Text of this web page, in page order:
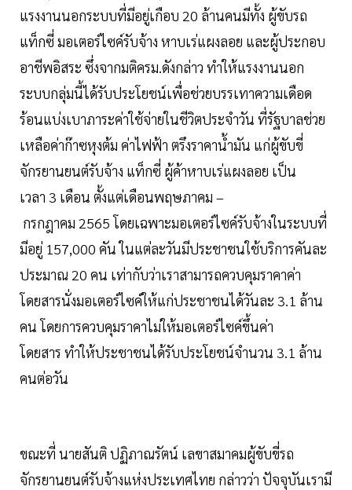
แรงงานนอกระบบที่มีอยู่เกือบ 20 ล้านคนมีทั้ง ผู้ขับรถ
แท็กซี่ มอเตอร์ไซค์รับจ้าง หาบเร่แผงลอย และผู้ประกอบ
อาชีพอิสระ ซึ่งจากมติครม.ดังกล่าว ทำให้แรงงานนอก
ระบบกลุ่มนี้ได้รับประโยชน์เพื่อช่วยบรรเทาความเดือด
ร้อนแบ่งเบาภาระค่าใช้จ่ายในชีวิตประจำวัน ที่รัฐบาลช่วย
เหลือค่าก๊าซหุงต้ม ค่าไฟฟ้า ตรึงราคาน้ำมัน แก่ผู้ขับขี่
จักรยานยนต์รับจ้าง แท็กซี่ ผู้ค้าหาบเร่แผงลอย เป็น
เวลา 3 เดือน ตั้งแต่เดือนพฤษภาคม –
กรกฎาคม 2565 โดยเฉพาะมอเตอร์ไซค์รับจ้างในระบบที่
มีอยู่ 157,000 คัน ในแต่ละวันมีประชาชนใช้บริการคันละ
ประมาณ 20 คน เท่ากับว่าเราสามารถควบคุมราคาค่า
โดยสารนั่งมอเตอร์ไซค์ให้แก่ประชาชนได้วันละ 3.1 ล้าน
คน โดยการควบคุมราคาไม่ให้มอเตอร์ไซค์ขึ้นค่า
โดยสาร ทำให้ประชาชนได้รับประโยชน์จำนวน 3.1 ล้าน
คนต่อวัน
ขณะที่ นายสันติ ปฏิภาณรัตน์ เลขาสมาคมผู้ขับขี่รถ
จักรยานยนต์รับจ้างแห่งประเทศไทย กล่าวว่า ปัจจุบันเรามี